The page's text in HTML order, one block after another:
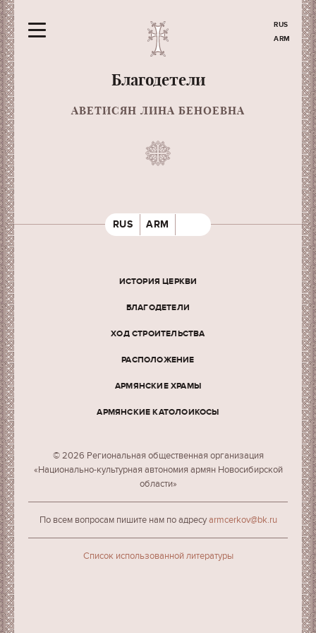
RUS
ARM
Благодетели
АВЕТИСЯН ЛИНА БЕНОЕВНА
RUS ARM
ИСТОРИЯ ЦЕРКВИ
БЛАГОДЕТЕЛИ
ХОД СТРОИТЕЛЬСТВА
РАСПОЛОЖЕНИЕ
АРМЯНСКИЕ ХРАМЫ
АРМЯНСКИЕ КАТОЛОИКОСЫ
© 2026 Региональная общественная организация
«Национально-культурная автономия армян Новосибирской
области»
По всем вопросам пишите нам по адресуarmcerkov@bk.ru
Cписок использованной литературы